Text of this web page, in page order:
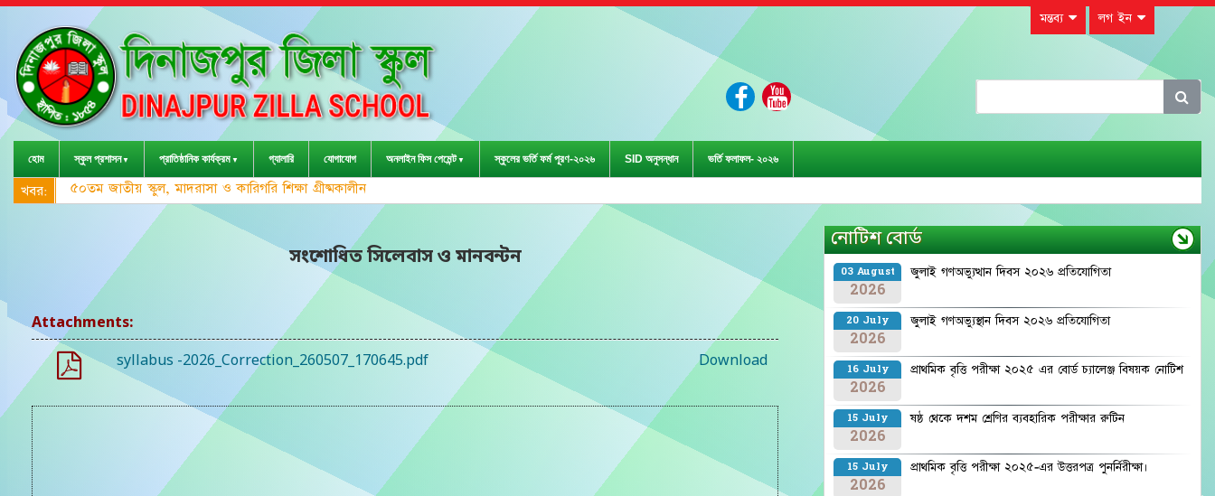
মন্তব্য লগ ইন
হোম স্কুল প্রশাসন প্রাতিষ্ঠানিক কার্যক্রম গ্যালারি যোগাযোগ অনলাইন ফিস পেমেন্ট স্কুলের ভর্তি ফর্ম পূরণ-২০২৬ SID অনুসন্ধান ভর্তি ফলাফল- ২০২৬
খবর: ৫০তম জাতীয় স্কুল, মাদরাসা ও কারিগরি শিক্ষা গ্রীষ্মকালীন ক্রীড়া প্রতিযোগিতা-২০২৩ এ জেলা পর্
সংশোধিত সিলেবাস ও মানবন্টন
Attachments:
syllabus -2026_Correction_260507_170645.pdf
Download
নোটিশ বোর্ড
03 August
2026
জুলাই গণঅভ্যুত্থান দিবস ২০২৬ প্রতিযোগিতা
20 July
2026
জুলাই গণঅভ্যুস্থান দিবস ২০২৬ প্রতিযোগিতা
16 July
2026
প্রাথমিক বৃত্তি পরীক্ষা ২০২৫ এর বোর্ড চ্যালেঞ্জ বিষয়ক নোটিশ
15 July
2026
ষষ্ঠ থেকে দশম শ্রেণির ব্যবহারিক পরীক্ষার রুটিন
15 July
2026
প্রাথমিক বৃত্তি পরীক্ষা ২০২৫-এর উত্তরপত্র পুনর্নিরীক্ষা।